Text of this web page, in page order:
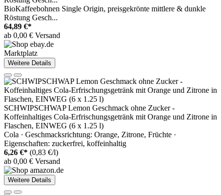
BioKaffeebohnen Single Origin, preisgekrönte mittlere & dunkle
Röstung Gesch...
64,89 €*
ab 0,00 € Versand
Marktplatz
Weitere Details
SCHWIPSCHWAP Lemon Geschmack ohne Zucker -
Koffeinhaltiges Cola-Erfrischungsgetränk mit Orange und Zitrone in
Flaschen, EINWEG (6 x 1.25 l)
Cola · Geschmacksrichtung: Orange, Zitrone, Früchte ·
Eigenschaften: zuckerfrei, koffeinhaltig
6,26 €* (0,83 €/l)
ab 0,00 € Versand
Weitere Details